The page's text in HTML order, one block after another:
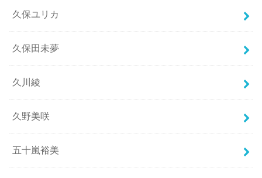
久保ユリカ
久保田未夢
久川綾
久野美咲
五十嵐裕美